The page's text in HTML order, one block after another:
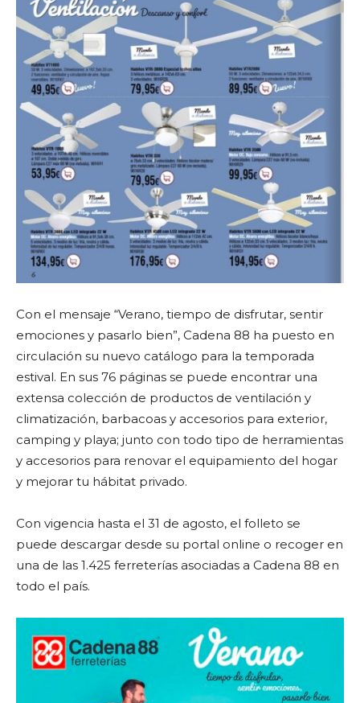
Con el mensaje “Verano, tiempo de disfrutar, sentir
emociones y pasarlo bien”, Cadena 88 ha puesto en
circulación su nuevo catálogo para la temporada
estival. En sus 76 páginas se puede encontrar una
extensa colección de productos de ventilación y
climatización, barbacoas y accesorios para exterior,
camping y playa; junto con todo tipo de herramientas
y accesorios para renovar el equipamiento del hogar
y mejorar tu hábitat privado.
Con vigencia hasta el 31 de agosto, el folleto se
puede descargar desde su portal online o recoger en
una de las 1.425 ferreterías asociadas a Cadena 88 en
todo el país.